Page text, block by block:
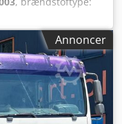
lastvægt:
2 aksler,
anden ,
ingen, affjedring:
fartpilot, lavt
, Til vekselpritsche
fejl og ændringer,
under: !, Flere
Annoncer